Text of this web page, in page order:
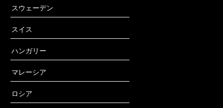
スウェーデン
スイス
ハンガリー
マレーシア
ロシア